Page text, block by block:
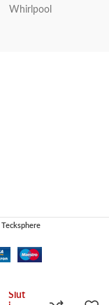
Whirlpool
Tecksphere
Slut